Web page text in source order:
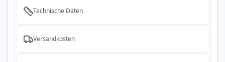
Technische Daten
Versandkosten